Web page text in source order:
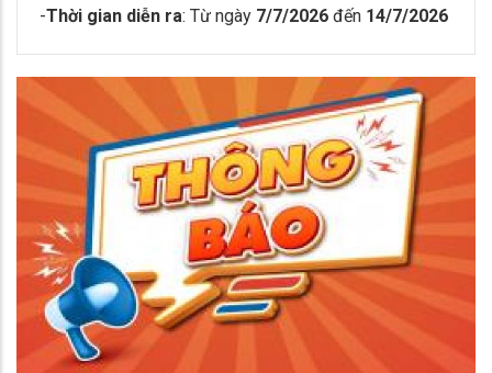
-Thời gian diễn ra: Từ ngày 7/7/2026 đến 14/7/2026